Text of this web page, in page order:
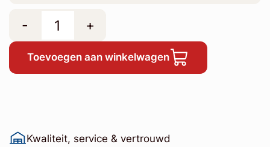
- +
Toevoegen aan winkelwagen
Kwaliteit, service & vertrouwd